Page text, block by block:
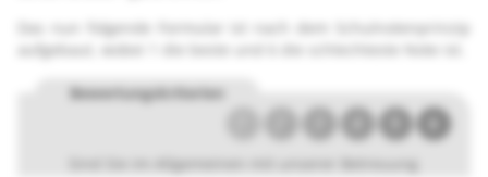
Das nun folgende Formular ist nach dem Schulnotenprinzip
aufgebaut, wobei 1 die beste und 6 die schlechteste Note ist.
Bewertungs­kriterien
Sind Sie im Allgemeinen mit unserer Betreuung